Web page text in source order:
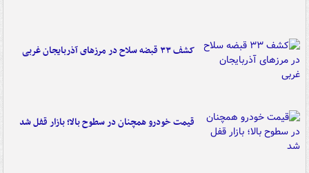
کشف ۳۳ قبضه سلاح در مرزهای آذربایجان غربی
قیمت خودرو همچنان در سطوح بالا؛ بازار قفل شد